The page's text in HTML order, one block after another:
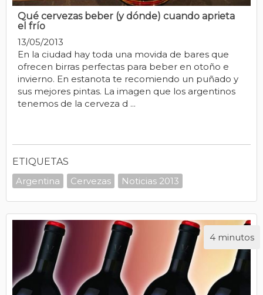
Qué cervezas beber (y dónde) cuando aprieta
el frío
13/05/2013
En la ciudad hay toda una movida de bares que
ofrecen birras perfectas para beber en otoño e
invierno. En estanota te recomiendo un puñado y
sus mejores pintas. La imagen que los argentinos
tenemos de la cerveza d ...
ETIQUETAS
Argentina
Cervezas Noticias 2013
4 minutos